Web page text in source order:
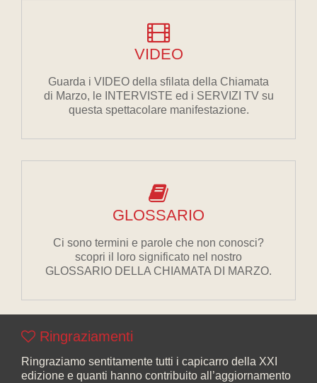
VIDEO
Guarda i VIDEO della sfilata della Chiamata
di Marzo, le INTERVISTE ed i SERVIZI TV su
questa spettacolare manifestazione.
GLOSSARIO
Ci sono termini e parole che non conosci?
scopri il loro significato nel nostro
GLOSSARIO DELLA CHIAMATA DI MARZO.
Ringraziamenti
Ringraziamo sentitamente tutti i capicarro della XXI
edizione e quanti hanno contribuito all’aggiornamento